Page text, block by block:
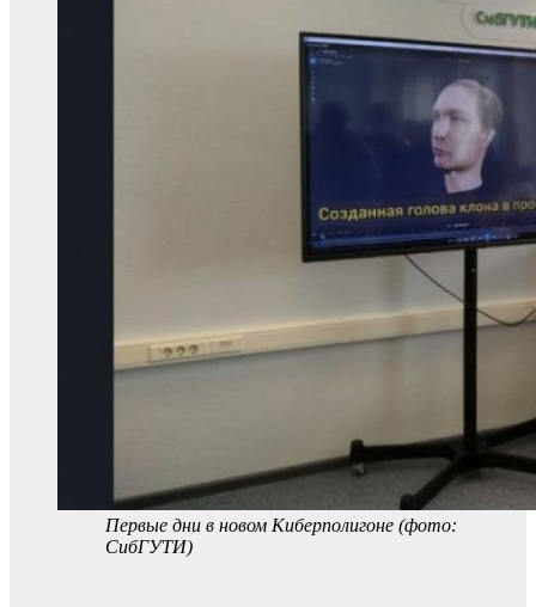
Первые дни в новом Киберполигоне (фото:
СибГУТИ)